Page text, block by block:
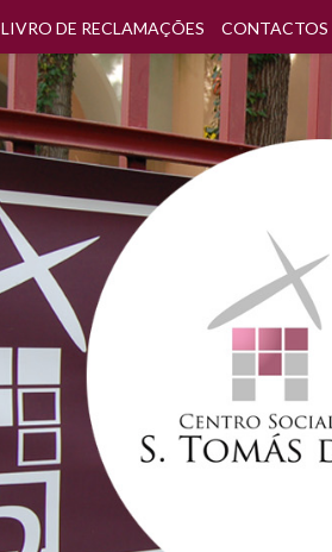
LIVRO DE RECLAMAÇÕES CONTACTOS